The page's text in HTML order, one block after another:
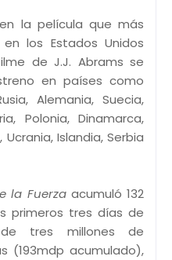
la película que más
los Estados Unidos
de J.J. Abrams se
en países como
Alemania, Suecia,
Polonia, Dinamarca,
Islandia, Serbia
la Fuerzaacumuló 132
primeros tres días de
tres millones de
(193mdp acumulado),